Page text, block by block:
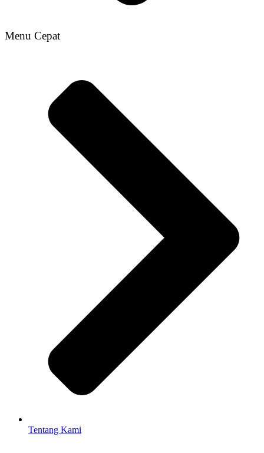
Menu Cepat
Tentang Kami